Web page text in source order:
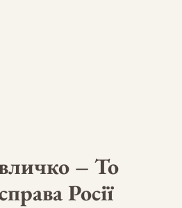
– То
Росії